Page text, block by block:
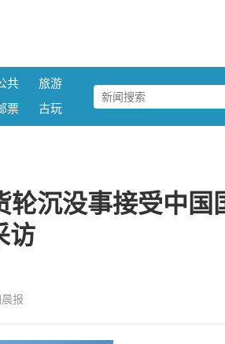
共
旅游
票 古玩
轮沉没事接受中国
访
报